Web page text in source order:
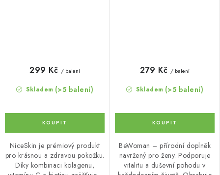
Skladem (>5 balení)
299 Kč / balení
NiceSkin je prémiový produkt
pro krásnou a zdravou pokožku.
Díky kombinaci kolagenu,
Skladem (>5 balení)
279 Kč / balení
BeWoman – přírodní doplněk
navržený pro ženy. Podporuje
vitalitu a duševní pohodu v